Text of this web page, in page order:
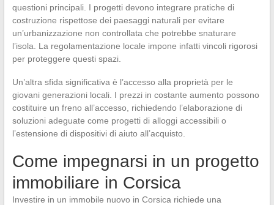
questioni principali. I progetti devono integrare pratiche di
costruzione rispettose dei paesaggi naturali per evitare
un’urbanizzazione non controllata che potrebbe snaturare
l’isola. La regolamentazione locale impone infatti vincoli rigorosi
per proteggere questi spazi.
Un’altra sfida significativa è l’accesso alla proprietà per le
giovani generazioni locali. I prezzi in costante aumento possono
costituire un freno all’accesso, richiedendo l’elaborazione di
soluzioni adeguate come progetti di alloggi accessibili o
l’estensione di dispositivi di aiuto all’acquisto.
Come impegnarsi in un progetto
immobiliare in Corsica
Investire in un immobile nuovo in Corsica richiede una